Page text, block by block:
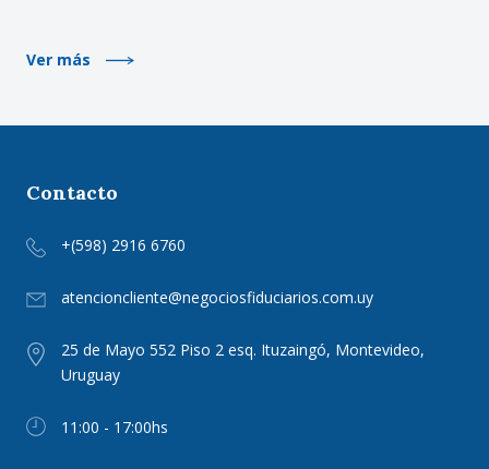
Ver más
Contacto
+(598) 2916 6760
atencioncliente@negociosfiduciarios.com.uy
25 de Mayo 552 Piso 2 esq. Ituzaingó, Montevideo,
Uruguay
11:00 - 17:00hs